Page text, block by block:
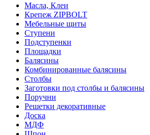
Масла, Клеи
Крепеж ZIPBOLT
Мебельные щиты
Ступени
Подступенки
Площадки
Балясины
Комбинированные балясины
Столбы
Заготовки под столбы и балясины
Поручни
Решетки декоративные
Доска
МДФ